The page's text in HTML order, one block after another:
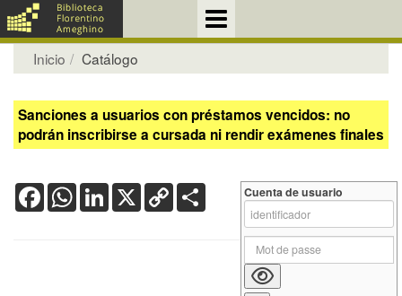
Inicio Catálogo
Sanciones a usuarios con préstamos vencidos: no
podrán inscribirse a cursada ni rendir exámenes finales
FacebookWhatsApp
LinkedIn
X Copy
Link
Cuenta de usuario